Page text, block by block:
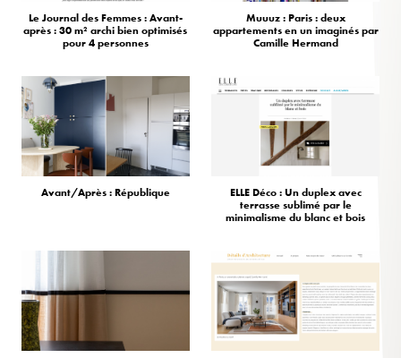
Le Journal des Femmes : Avant-
après : 30 m² archi bien optimisés
pour 4 personnes
Muuuz : Paris : deux
appartements en un imaginés par
Camille Hermand
Avant/Après : République
ELLE Déco : Un duplex avec
terrasse sublimé par le
minimalisme du blanc et bois